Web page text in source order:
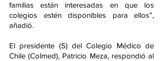
familias están interesadas en que los
colegios estén disponibles para ellos”,
añadió.
El presidente (S) del Colegio Médico de
Chile (Colmed), Patricio Meza, respondió al